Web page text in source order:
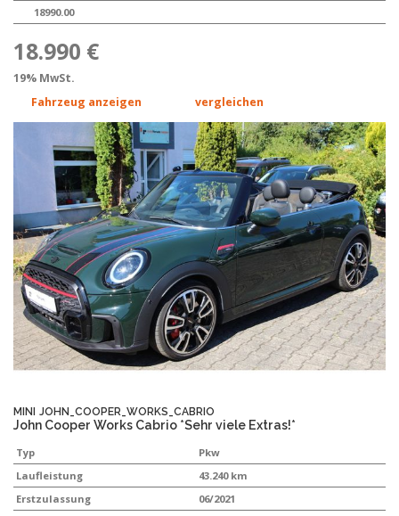
18990.00
18.990 €
19% MwSt.
Fahrzeug anzeigen
vergleichen
MINI JOHN_COOPER_WORKS_CABRIO
John Cooper Works Cabrio *Sehr viele Extras!*
Typ
Pkw
Laufleistung
43.240 km
Erstzulassung
06/2021